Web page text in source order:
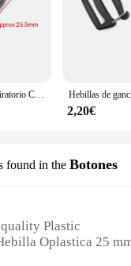
10 Uds correas D anillo giratorio Clip bucle hebilla ajustador negro correas para mochila cinturón bolsa cierre DIY accesorios para manualidades plástico 20-50mm
2,20€
found in the Botones
Plastic
Oplastica 25